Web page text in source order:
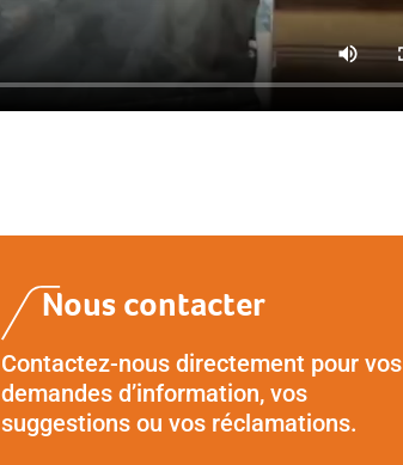
Nous contacter
Contactez-nous directement pour vos
demandes d’information, vos
suggestions ou vos réclamations.